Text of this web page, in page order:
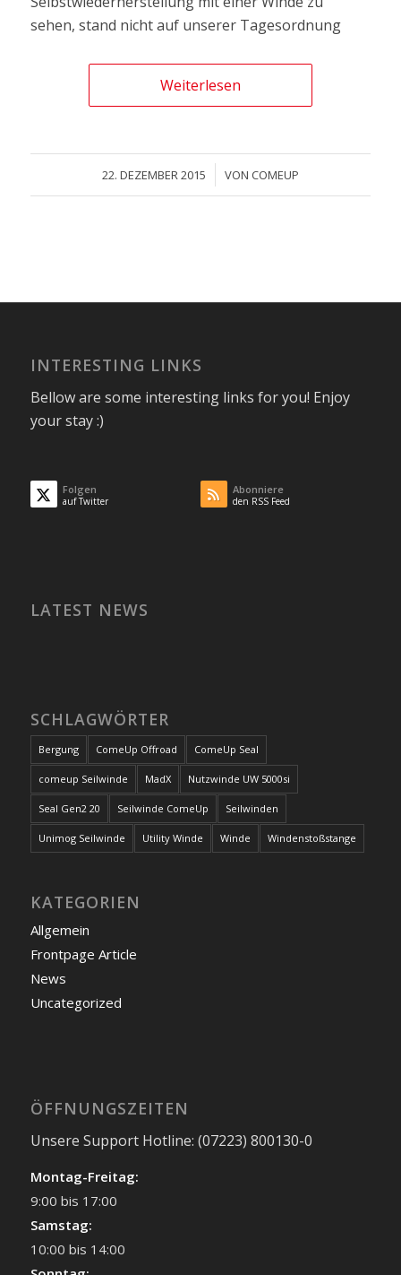
sehen, stand nicht auf unserer Tagesordnung
Weiterlesen
22. DEZEMBER 2015
/ VON COMEUP
INTERESTING LINKS
Bellow are some interesting links for you! Enjoy
your stay :)
Folgen
auf Twitter
Abonniere
den RSS Feed
LATEST NEWS
SCHLAGWÖRTER
Bergung ComeUp Offroad ComeUp Seal
comeup Seilwinde MadX Nutzwinde UW 5000si
Seal Gen2 20 Seilwinde ComeUp Seilwinden
Unimog Seilwinde Utility Winde Winde Windenstoßstange
KATEGORIEN
Allgemein
Frontpage Article
News
Uncategorized
ÖFFNUNGSZEITEN
Unsere Support Hotline: (07223) 800130-0
Montag-Freitag:
9:00 bis 17:00
Samstag:
10:00 bis 14:00